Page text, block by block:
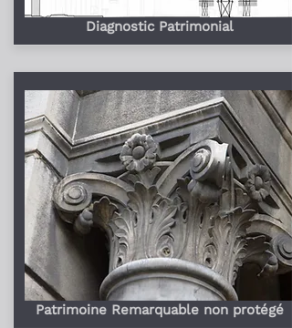
Diagnostic Patrimonial
Patrimoine Remarquable non protégé